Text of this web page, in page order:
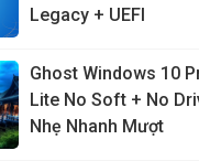
Legacy + UEFI
Ghost Windows 10
Lite No Soft + No
Nhẹ Nhanh Mượt